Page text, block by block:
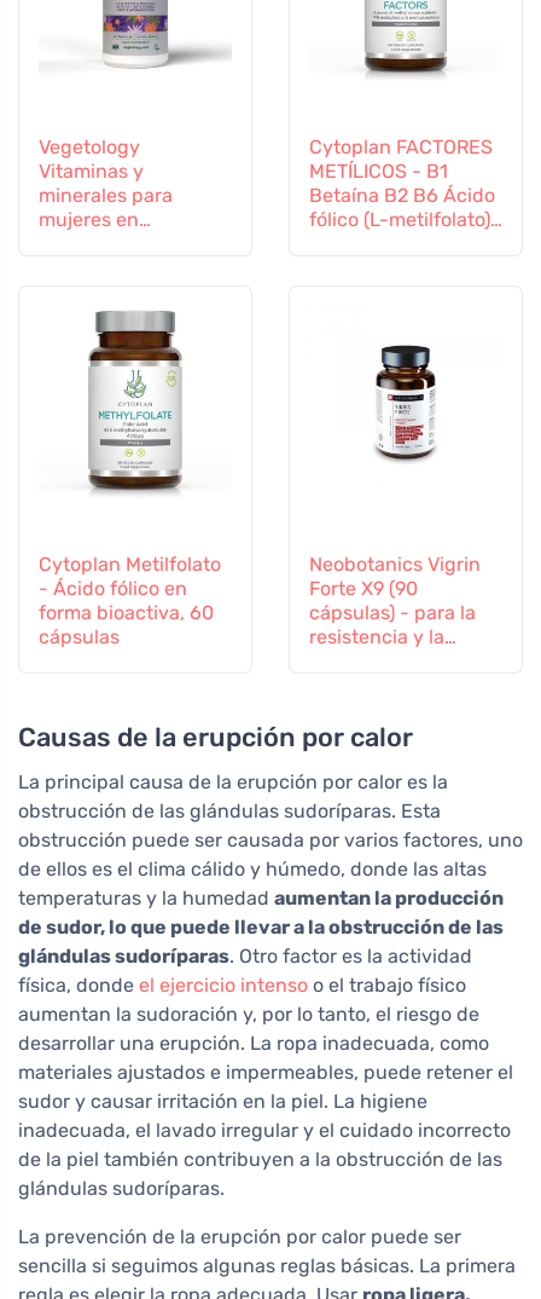
Vegetology
Vitaminas y
minerales para
mujeres en
Cytoplan FACTORES
METÍLICOS - B1
Betaína B2 B6 Ácido
fólico (L-metilfolato)
Cytoplan Metilfolato
- Ácido fólico en
forma bioactiva, 60
cápsulas
Neobotanics Vigrin
Forte X9 (90
cápsulas) - para la
resistencia y la
Causas de la erupción por calor
La principal causa de la erupción por calor es la
obstrucción de las glándulas sudoríparas. Esta
obstrucción puede ser causada por varios factores, uno
de ellos es el clima cálido y húmedo, donde las altas
temperaturas y la humedad aumentan la producción
de sudor, lo que puede llevar a la obstrucción de las
glándulas sudoríparas. Otro factor es la actividad
física, donde el ejercicio intenso o el trabajo físico
aumentan la sudoración y, por lo tanto, el riesgo de
desarrollar una erupción. La ropa inadecuada, como
materiales ajustados e impermeables, puede retener el
sudor y causar irritación en la piel. La higiene
inadecuada, el lavado irregular y el cuidado incorrecto
de la piel también contribuyen a la obstrucción de las
glándulas sudoríparas.
La prevención de la erupción por calor puede ser
sencilla si seguimos algunas reglas básicas. La primera